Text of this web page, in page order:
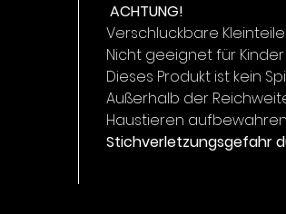
ACHTUNG!
Verschluckbare Kleinteile!
Nicht geeignet für
Dieses Produkt ist kein
Außerhalb der
Haustieren
Stichverletzungsgefahr